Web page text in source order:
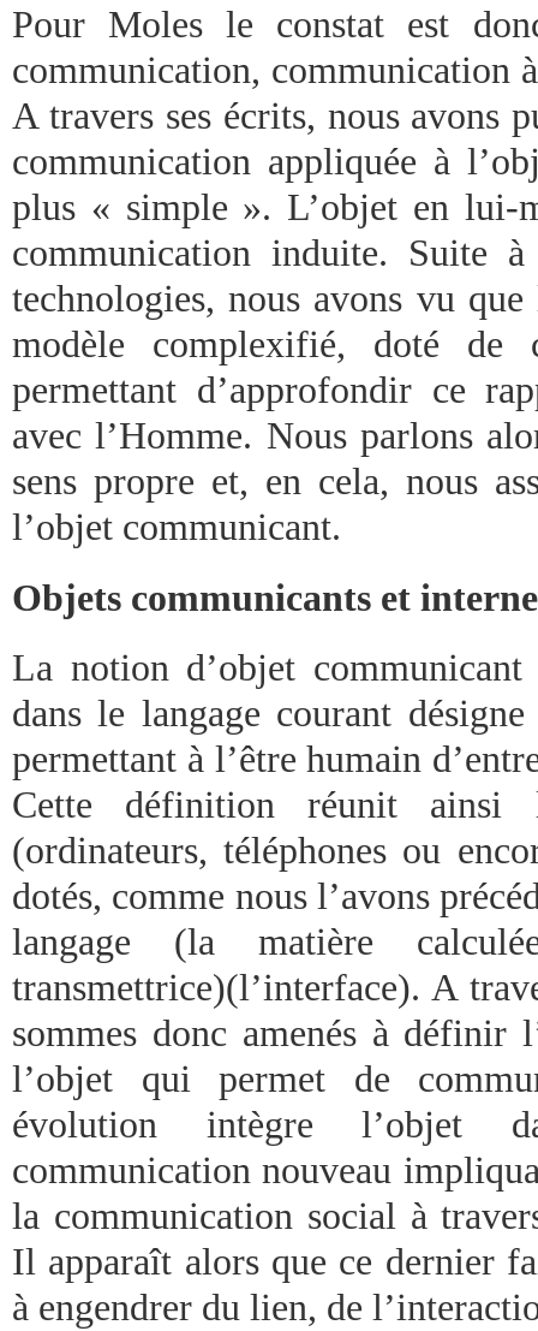
Pour Moles le constat est
communication, communication
A travers ses écrits, nous avons
communication appliquée à
plus « simple ». L’objet en lui-
communication induite. Suite
technologies, nous avons vu
modèle complexifié, doté de
permettant d’approfondir ce
avec l’Homme. Nous parlons
sens propre et, en cela, nous
l’objet communicant.
Objets communicants et
La notion d’objet
dans le langage courant
permettant à l’être humain
Cette définition réunit ainsi
(ordinateurs, téléphones ou
dotés, comme nous l’avons
langage (la matière
transmettrice)(l’interface). A
sommes donc amenés à définir
l’objet qui permet de
évolution intègre l’objet
communication nouveau
la communication social à
Il apparaît alors que ce dernier
à engendrer du lien, de